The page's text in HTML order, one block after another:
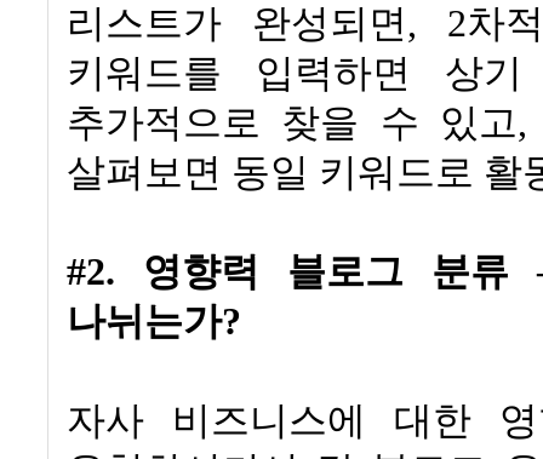
리스트가 완성되면, 2차
키워드를 입력하면 상
추가적으로 찾을 수 있고
살펴보면 동일 키워드로 활
#2. 영향력 블로그 분류
나뉘는가?
자사 비즈니스에 대한